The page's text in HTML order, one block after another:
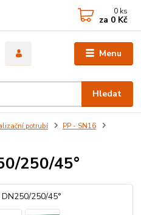
Menu
Hledat
0 ks
za 0 Kč
potrubí
PP - SN16
250/45°